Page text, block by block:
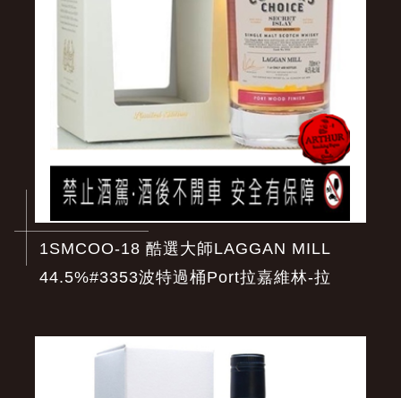
1SMCOO-18 酷選大師LAGGAN MILL
44.5%#3353波特過桶Port拉嘉維林-拉